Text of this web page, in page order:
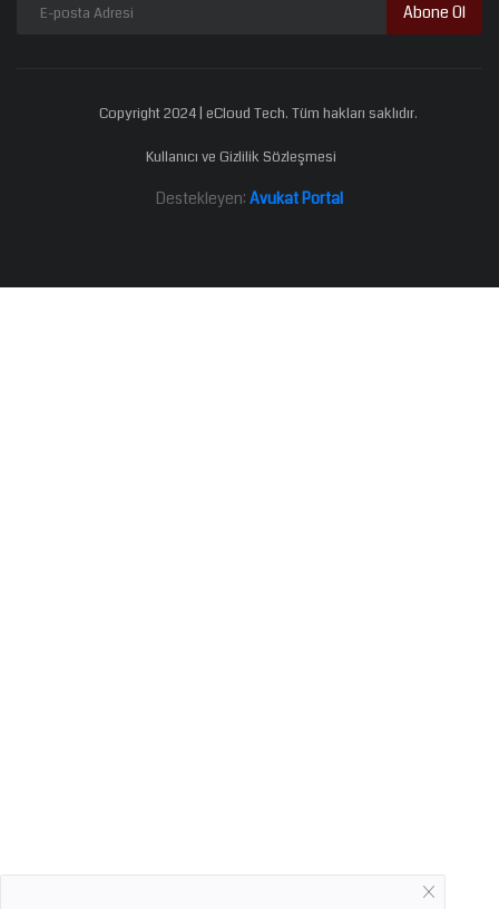
Abone Ol
Copyright 2024 | eCloud Tech. Tüm hakları saklıdır.
Kullanıcı ve Gizlilik Sözleşmesi
Destekleyen: Avukat Portal